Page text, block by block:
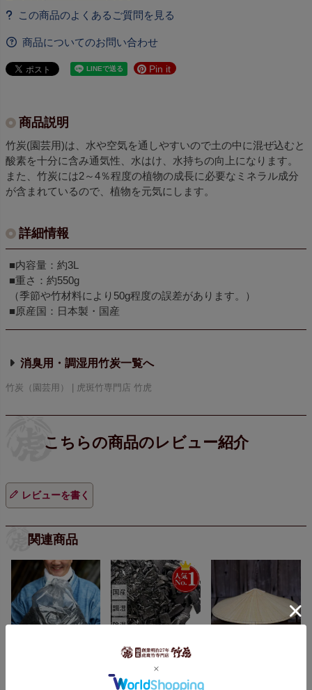
商品についてのお問い合わせ
Pin it
商品説明
竹炭(園芸用)は、水や空気を通しやすいので土の中に混ぜ込むと
酸素を十分に含み通気性、水はけ、水持ちの向上になります。
また、竹炭には2～4％程度の植物の成長に必要なミネラル成分
が含まれているので、植物を元気にします。
詳細情報
■内容量：約3L
■重さ：約550g
（季節や竹材料により50g程度の誤差があります。）
■原産国：日本製・国産
消臭用・調湿用竹炭
竹炭（園芸用） | 虎斑竹専門店 竹虎
レビューを書く
関連商品
【お徳用】消臭・調
湿の伏せ窯竹炭 3kg
竹炭（バラ）通常価